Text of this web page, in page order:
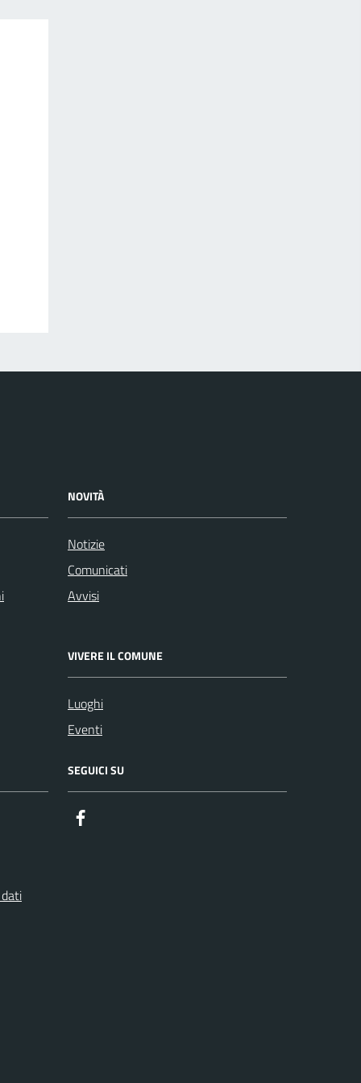
NOVITÀ
Notizie
Comunicati
Avvisi
VIVERE IL COMUNE
Luoghi
Eventi
SEGUICI SU